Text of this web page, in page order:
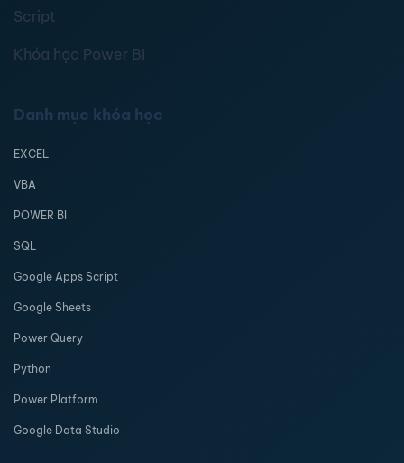
Script
Khóa học Power BI
Danh mục khóa học
EXCEL
VBA
POWER BI
SQL
Google Apps Script
Google Sheets
Power Query
Python
Power Platform
Google Data Studio